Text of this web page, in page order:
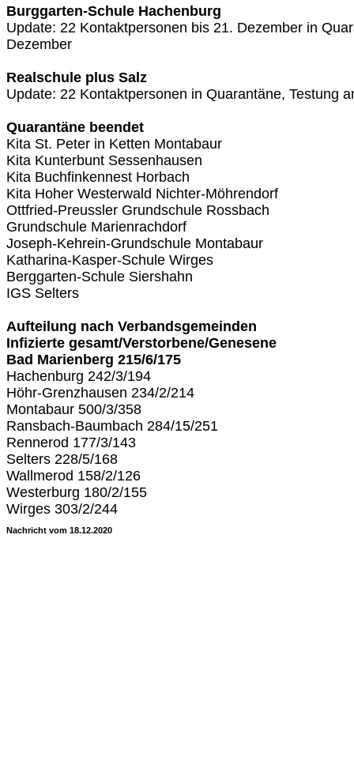
Burggarten-Schule Hachenburg
Update: 22 Kontaktpersonen bis 21. Dezember in
Dezember
Realschule plus Salz
Update: 22 Kontaktpersonen in Quarantäne, Testung
Quarantäne beendet
Kita St. Peter in Ketten Montabaur
Kita Kunterbunt Sessenhausen
Kita Buchfinkennest Horbach
Kita Hoher Westerwald Nichter-Möhrendorf
Ottfried-Preussler Grundschule Rossbach
Grundschule Marienrachdorf
Joseph-Kehrein-Grundschule Montabaur
Katharina-Kasper-Schule Wirges
Berggarten-Schule Siershahn
IGS Selters
Aufteilung nach Verbandsgemeinden
Infizierte gesamt/Verstorbene/Genesene
Bad Marienberg 215/6/175
Hachenburg 242/3/194
Höhr-Grenzhausen 234/2/214
Montabaur 500/3/358
Ransbach-Baumbach 284/15/251
Rennerod 177/3/143
Selters 228/5/168
Wallmerod 158/2/126
Westerburg 180/2/155
Wirges 303/2/244
Nachricht vom 18.12.2020